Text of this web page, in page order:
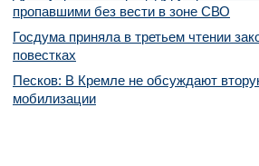
пропавшими без вести в зоне СВО
Госдума приняла в третьем чтении
повестках
Песков: В Кремле не обсуждают
мобилизации